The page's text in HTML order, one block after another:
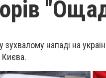
нападі на
Києва.